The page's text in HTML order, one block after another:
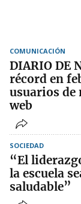
COMUNICACIÓN
DIARIO DE
récord en
usuarios de
web
SOCIEDAD
“El
la escuela
saludable”